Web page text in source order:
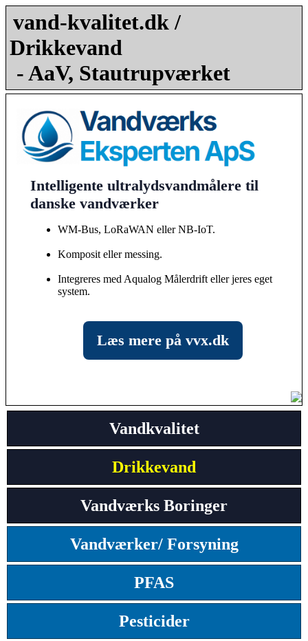
vand-kvalitet.dk /
Drikkevand
- AaV, Stautrupværket
Intelligente ultralydsvandmålere til
danske vandværker
WM-Bus, LoRaWAN eller NB-IoT.
Komposit eller messing.
Integreres med Aqualog Målerdrift eller jeres eget
system.
Læs mere på vvx.dk
Vandkvalitet
Drikkevand
Vandværks Boringer
Vandværker/ Forsyning
PFAS
Pesticider